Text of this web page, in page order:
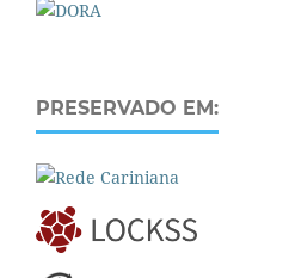
PRESERVADO EM: